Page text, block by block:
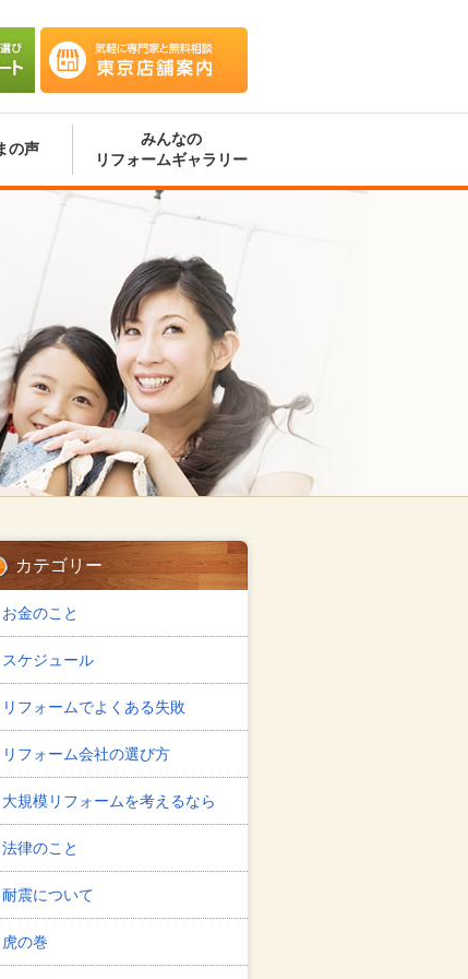
店舗案内
の声
みんなの
リフォームギャラリー
カテゴリー
お金のこと
スケジュール
リフォームでよくある失敗
リフォーム会社の選び方
大規模リフォームを考えるなら
法律のこと
耐震について
虎の巻